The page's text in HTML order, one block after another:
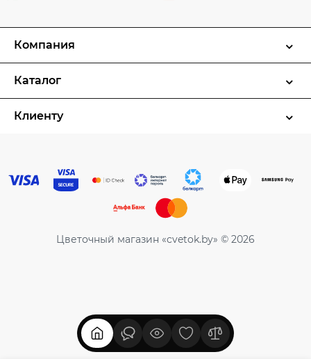
Компания
Каталог
Клиенту
Цветочный магазин «cvetok.by» © 2026